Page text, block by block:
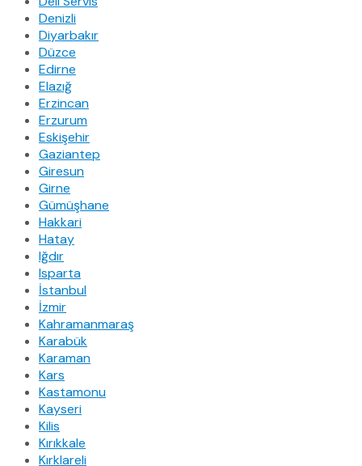
Denizli
Diyarbakır
Düzce
Edirne
Elazığ
Erzincan
Erzurum
Eskişehir
Gaziantep
Giresun
Girne
Gümüşhane
Hakkari
Hatay
Iğdır
Isparta
İstanbul
İzmir
Kahramanmaraş
Karabük
Karaman
Kars
Kastamonu
Kayseri
Kilis
Kırıkkale
Kırklareli